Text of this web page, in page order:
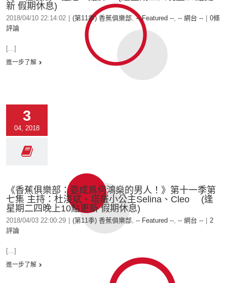
新 假期休息)
2018/04/10 22:14:02 (第11季) 香蕉俱樂部,-- Featured --, -- 網台 --
0條
評論
[...]
進一步了解
3
04, 2018
《香蕉俱樂部：要成爲何鴻燊的男人！》第十一季第
七集 主持：杜浚斌、塔羅小公主Selina、Cleo (逢
星期二四晚上10點更新 假期休息)
2018/04/03 22:00:29 (第11季) 香蕉俱樂部, -- Featured --, -- 網台 --
2
評論
[...]
進一步了解